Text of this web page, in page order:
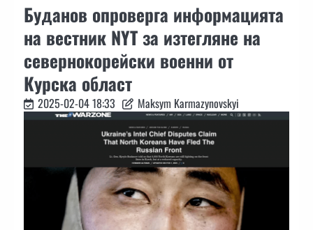
Буданов опроверга информацията
на вестник NYT за изтегляне на
севернокорейски военни от
Курска област
2025-02-04 18:33 Maksym Karmazynovskyi